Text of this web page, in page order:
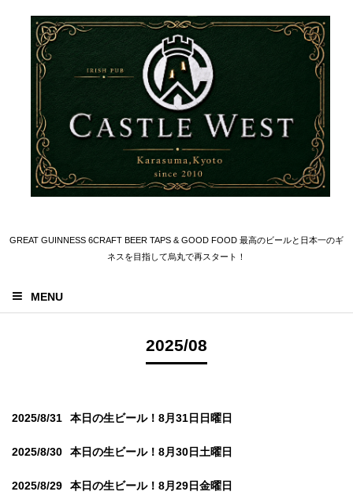
GREAT GUINNESS 6CRAFT BEER TAPS & GOOD FOOD 最高のビールと日本一のギ
ネスを目指して烏丸で再スタート！
MENU
2025/08
2025/8/31 本日の生ビール！8月31日日曜日
2025/8/30 本日の生ビール！8月30日土曜日
2025/8/29 本日の生ビール！8月29日金曜日